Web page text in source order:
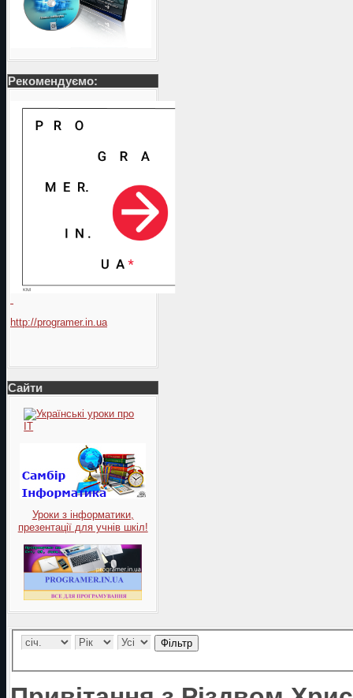
Рекомендуємо:
http://programer.in.ua
Сайти
Уроки з інформатики,
презентації для учнів шкіл!
Фільтр